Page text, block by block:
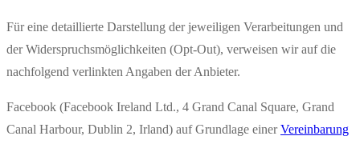
Für eine detaillierte Darstellung der jeweiligen Verarbeitungen und
der Widerspruchsmöglichkeiten (Opt-Out), verweisen wir auf die
nachfolgend verlinkten Angaben der Anbieter.
Facebook (Facebook Ireland Ltd., 4 Grand Canal Square, Grand
Canal Harbour, Dublin 2, Irland) auf Grundlage einerVereinbarung